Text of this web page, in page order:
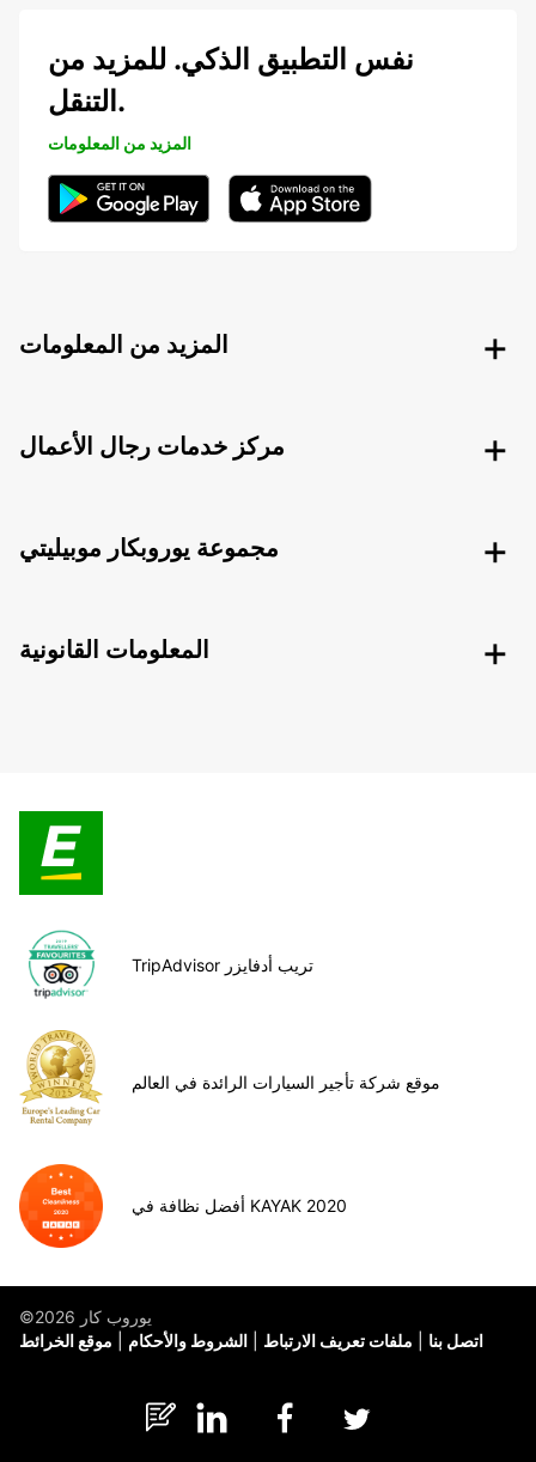
نفس التطبيق الذكي. للمزيد من
التنقل.
المزيد من المعلومات
المزيد من المعلومات
مركز خدمات رجال الأعمال
مجموعة يوروبكار موبيليتي
المعلومات القانونية
TripAdvisor تريب أدفايزر
موقع شركة تأجير السيارات الرائدة في العالم
أفضل نظافة في KAYAK 2020
©يوروب كار 2026
موقع الخرائط
الشروط والأحكام ملفات تعريف الارتباط اتصل بنا